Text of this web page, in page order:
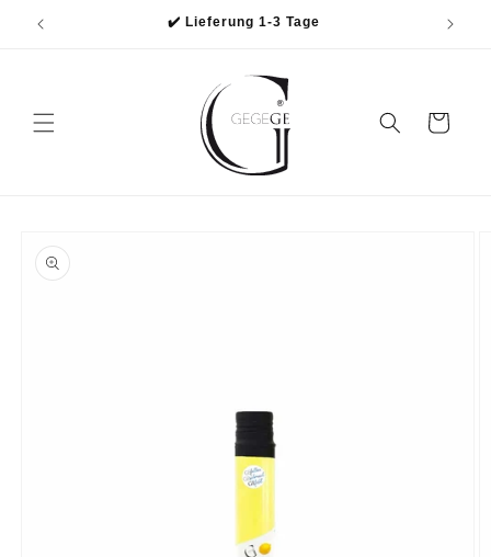
zum
✔️ Lieferung 1-3 Tage
Warenkorb